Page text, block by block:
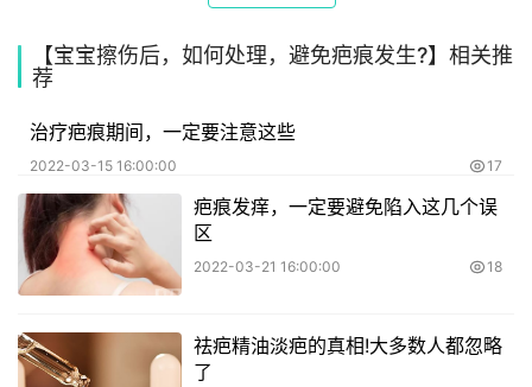
【宝宝擦伤后，如何处理，避免疤痕发生?】相关推
荐
治疗疤痕期间，一定要注意这些
2022-03-15 16:00:00 17
疤痕发痒，一定要避免陷入这几个误
区
2022-03-21 16:00:00 18
祛疤精油淡疤的真相!大多数人都忽略
了